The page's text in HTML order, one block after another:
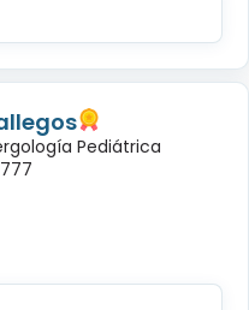
Pediátrica